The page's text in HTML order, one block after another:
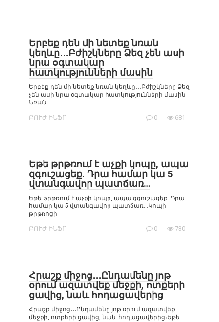
Երբեք դեն մի նետեք նռան
կեղևը․․․Բժիշկները Ձեզ չեն ասի
նրա օգտակար
հատկությունների մասին
Երբեք դեն մի նետեք նռան կեղևը․․․Բժիշկները Ձեզ
չեն ասի նրա օգտակար հատկությունների մասին
Նռան
ԲՈՒԺ ԻՆՖՈ 0 681
Եթե թրթռում է աչքի կոպը, ապա
զգուշացեք. Դրա համար կա 5
վտանգավոր պատճառ…
Եթե թրթռում է աչքի կոպը, ապա զգուշացեք. Դրա
համար կա 5 վտանգավոր պատճառ…Կոպի
թրթռոցի
ԲՈՒԺ ԻՆՖՈ 0 730
Հրաշք միջոց․․․Ընդամենը յոթ
օրում ազատվեք մեջքի, ոտքերի
ցավից, նաև հոդացավերից
Հրաշք միջոց․․․Ընդամենը յոթ օրում ազատվեք
մեջքի, ոտքերի ցավից, նաև հոդացավերից։Եթե